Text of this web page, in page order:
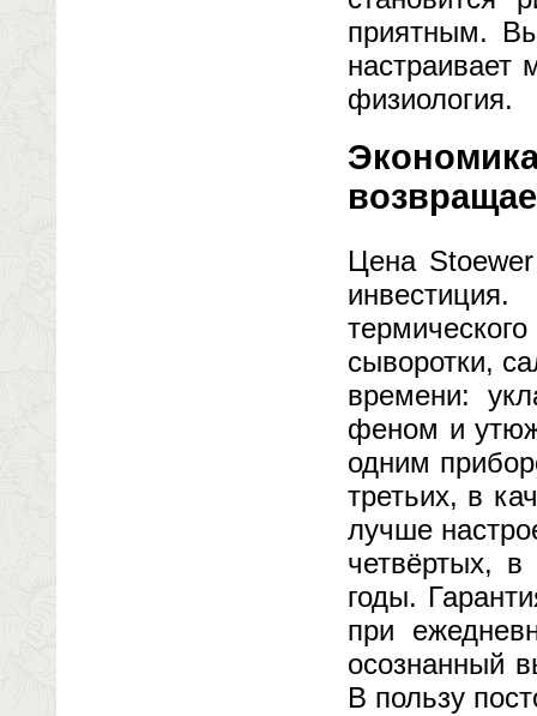
приятным.
настраивает
физиология.
Цена
сыворотки,
времени:
феном и
одним
третьих, в
лучше
четвёртых, в
годы.
при
осознанный
В пользу